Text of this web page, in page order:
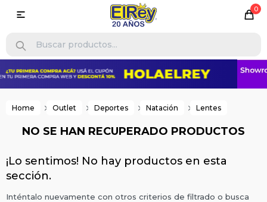
0

Home Outlet Deportes Natación Lentes
NO SE HAN RECUPERADO PRODUCTOS
¡Lo sentimos! No hay productos en esta
sección.
Inténtalo nuevamente con otros criterios de filtrado o busca